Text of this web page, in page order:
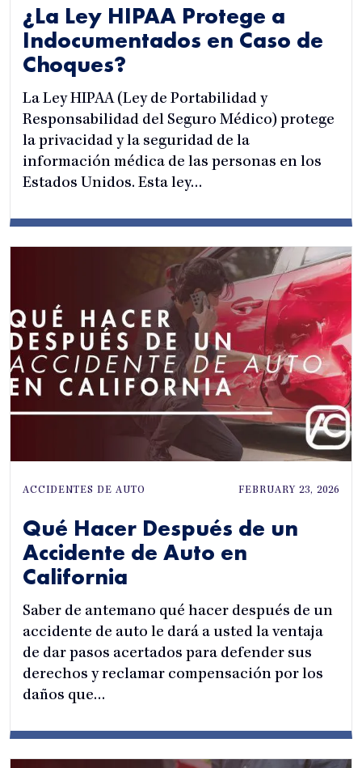
¿La Ley HIPAA Protege a
Indocumentados en Caso de
Choques?
La Ley HIPAA (Ley de Portabilidad y
Responsabilidad del Seguro Médico) protege
la privacidad y la seguridad de la
información médica de las personas en los
Estados Unidos. Esta ley…
ACCIDENTES DE AUTO FEBRUARY 23, 2026
Qué Hacer Después de un
Accidente de Auto en
California
Saber de antemano qué hacer después de un
accidente de auto le dará a usted la ventaja
de dar pasos acertados para defender sus
derechos y reclamar compensación por los
daños que…